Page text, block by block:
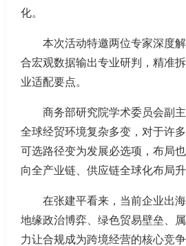
化。
本次活动特邀两位专家深度
合宏观数据输出专业研判，精准
业适配要点。
商务部研究院学术委员会副
全球经贸环境复杂多变，对于许
可选路径变为发展必选项，布局
向全产业链、供应链全球化布局升
在张建平看来，当前企业出
地缘政治博弈、绿色贸易壁垒、
力让合规成为跨境经营的核心竞